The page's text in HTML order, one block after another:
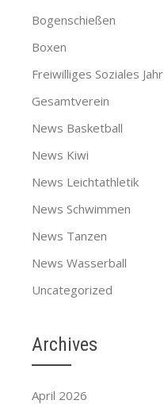
Bogenschießen
Boxen
Freiwilliges Soziales Jahr
Gesamtverein
News Basketball
News Kiwi
News Leichtathletik
News Schwimmen
News Tanzen
News Wasserball
Uncategorized
Archives
April 2026